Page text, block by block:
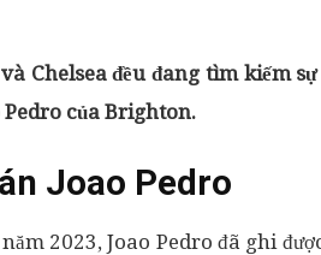
Chelsea đều đang tìm kiếm
Pedro của Brighton.
Joao Pedro
2023, Joao Pedro đã ghi